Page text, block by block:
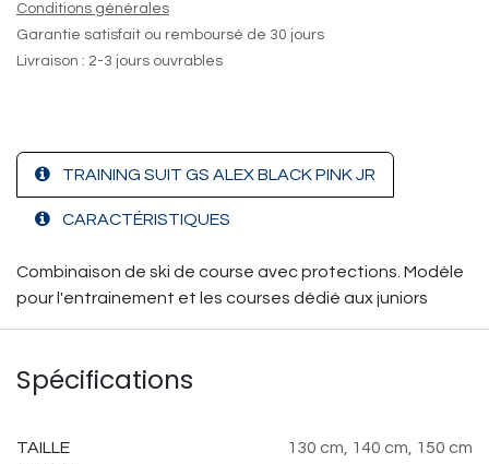
Conditions générales
Garantie satisfait ou remboursé de 30 jours
Livraison : 2-3 jours ouvrables
TRAINING SUIT GS ALEX BLACK PINK JR
CARACTÉRISTIQUES
Combinaison de ski de course avec protections. Modèle
pour l'entrainement et les courses dédié aux juniors
Spécifications
TAILLE
130 cm, 140 cm, 150 cm